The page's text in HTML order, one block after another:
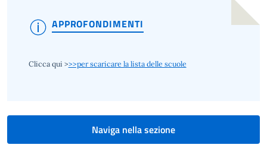
APPROFONDIMENTI
Clicca qui >>>per scaricare la lista delle scuole
Naviga nella sezione